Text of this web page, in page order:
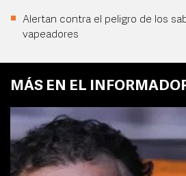
Alertan contra el peligro de los
vapeadores
MÁS EN EL